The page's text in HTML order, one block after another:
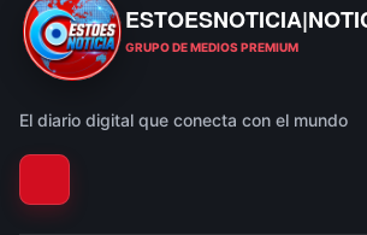
ESTOESNOTICIA|NOTICIAS
GRUPO DE MEDIOS PREMIUM
El diario digital que conecta con el mundo